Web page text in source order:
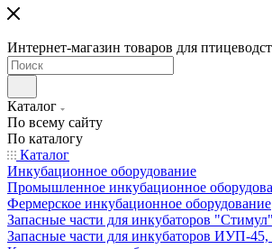
Интернет-магазин товаров для
Каталог
По всему сайту
По каталогу
Каталог
Инкубационное оборудование
Промышленное инкубационное
Фермерское инкубационное оборудование
Запасные части для инкубаторов "Стимул"
Запасные части для инкубаторов ИУП-